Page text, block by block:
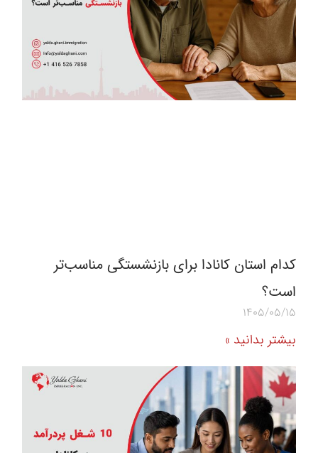
کدام استان کانادا برای بازنشستگی مناسب‌تر
است؟
1405/05/15
بیشتر بدانید »